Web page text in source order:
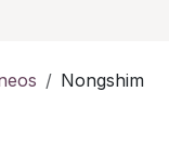
Nongshim